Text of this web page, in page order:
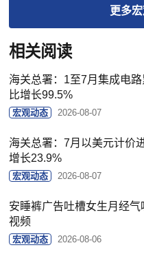
更多
相关阅读
海关总署：1至7月集成电
比增长99.5%
宏观动态 2026-08-07
海关总署：7月以美元计价
增长23.9%
宏观动态 2026-08-07
安睡裤广告吐槽女生月经
视频
宏观动态 2026-08-06